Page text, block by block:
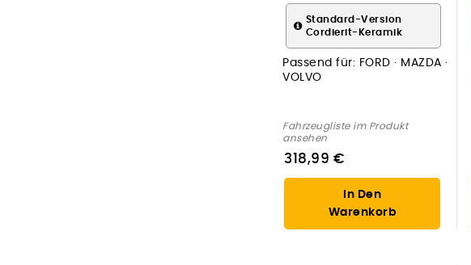
Standard-Version
Cordierit-Keramik
Passend für: FORD · MAZDA ·
VOLVO
Fahrzeugliste im Produkt
ansehen
318,99 €
In Den
Warenkorb